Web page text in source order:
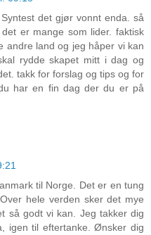
det gjør vonnt enda. så
er mange som lider. faktisk
andre land og jeg håper vi kan
rydde skapet mitt i dag og
takk for forslag og tips og for
har en fin dag der du er på
til Norge. Det er en tung
hele verden sker det mye
så godt vi kan. Jeg takker dig
igen til eftertanke. Ønsker dig